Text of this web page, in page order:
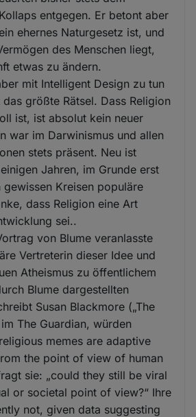
entgegen. Er betont aber
ehernes Naturgesetz ist, und
des Menschen liegt,
etwas zu ändern.
mit Intelligent Design zu tun
größte Rätsel. Dass Religion
ist, ist absolut kein neuer
war im Darwinismus und allen
stets präsent. Neu ist
Jahren, im Grunde erst
Kreisen populäre
dass Religion eine Art
sei..
von Blume veranlasste
Vertreterin dieser Idee und
Atheismus zu öffentlichem
Blume dargestellten
Susan Blackmore („The
The Guardian, würden
memes are adaptive
the point of view of human
sie: „could they still be viral
or societal point of view?“ Ihre
not, given data suggesting